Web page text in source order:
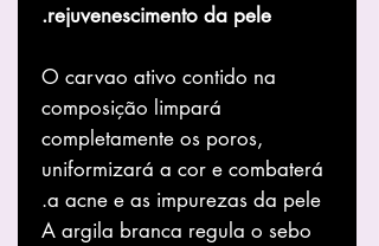
rejuvenescimento da pele.
O carvao ativo contido na
composição limpará
completamente os poros,
uniformizará a cor e combaterá
a acne e as impurezas da pele.
A argila branca regula o sebo